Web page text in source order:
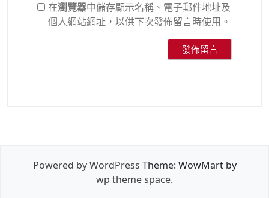
在瀏覽器中儲存顯示名稱、電子郵件地址及
個人網站網址，以供下次發佈留言時使用。
Powered by WordPress Theme: WowMart by
wp theme space.